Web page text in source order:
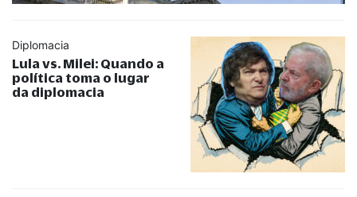
Diplomacia
Lula vs. Milei: Quando a
política toma o lugar
da diplomacia